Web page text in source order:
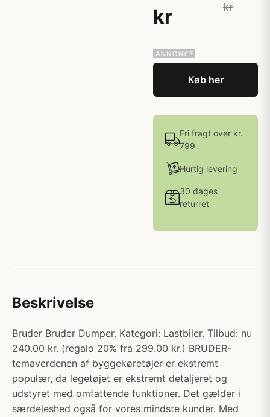
kr
kr
Køb her
Fri fragt over kr.
799
Hurtig levering
30 dages
returret
Beskrivelse
Bruder Bruder Dumper. Kategori: Lastbiler. Tilbud: nu
240.00 kr. (regalo 20% fra 299.00 kr.) BRUDER-
temaverdenen af ​​byggekøretøjer er ekstremt
populær, da legetøjet er ekstremt detaljeret og
udstyret med omfattende funktioner. Det gælder i
særdeleshed også for vores mindste kunder. Med